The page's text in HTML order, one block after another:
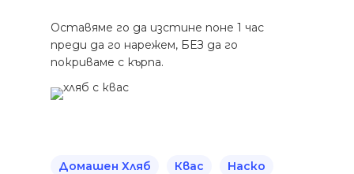
Оставяме го да изстине поне 1 час
преди да го нарежем, БЕЗ да го
покриваме с кърпа.
Домашен Хляб Квас Наско